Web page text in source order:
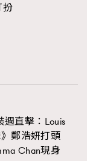
扮
直擊：Louis
鄭浩妍打頭
Chan現身